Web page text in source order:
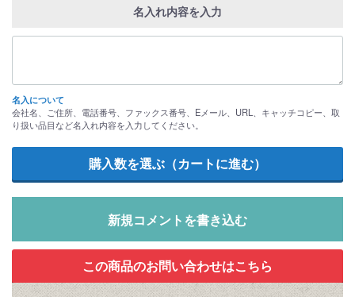
名入れ内容を入力
名入について
会社名、ご住所、電話番号、ファックス番号、Eメール、URL、キャッチコピー、取
り扱い品目など名入れ内容を入力してください。
新規コメントを書き込む